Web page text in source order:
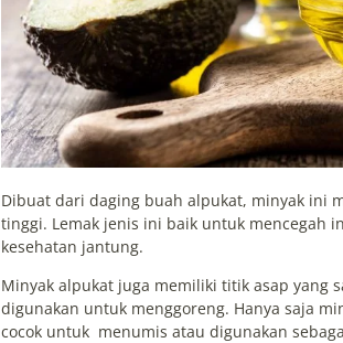
Dibuat dari daging buah alpukat, minyak ini
tinggi. Lemak jenis ini baik untuk mencegah
kesehatan jantung.
Minyak alpukat juga memiliki titik asap yang
digunakan untuk menggoreng. Hanya saja
cocok untuk menumis atau digunakan